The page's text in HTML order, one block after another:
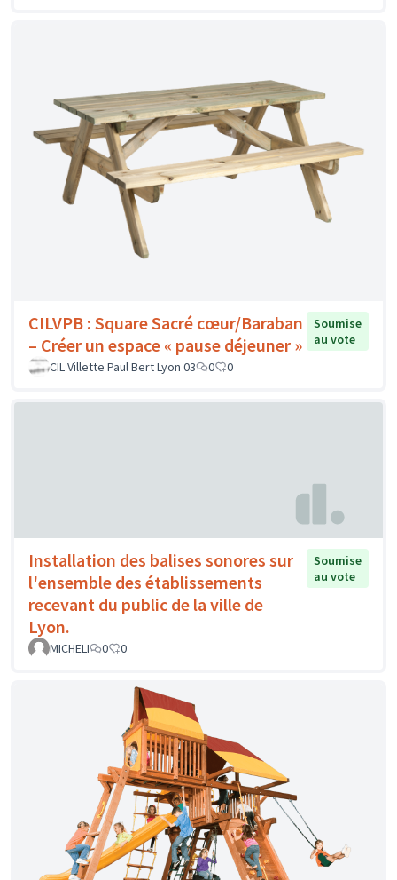
CILVPB : Square Sacré cœur/Baraban
– Créer un espace « pause déjeuner »
Soumise
au vote
CIL Villette Paul Bert Lyon 03
0 0
Installation des balises sonores sur
l'ensemble des établissements
recevant du public de la ville de
Lyon.
Soumise
au vote
MICHELI 0 0